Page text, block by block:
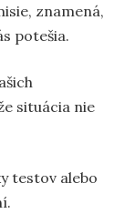
znamená,
potešia.
situácia nie
testov alebo